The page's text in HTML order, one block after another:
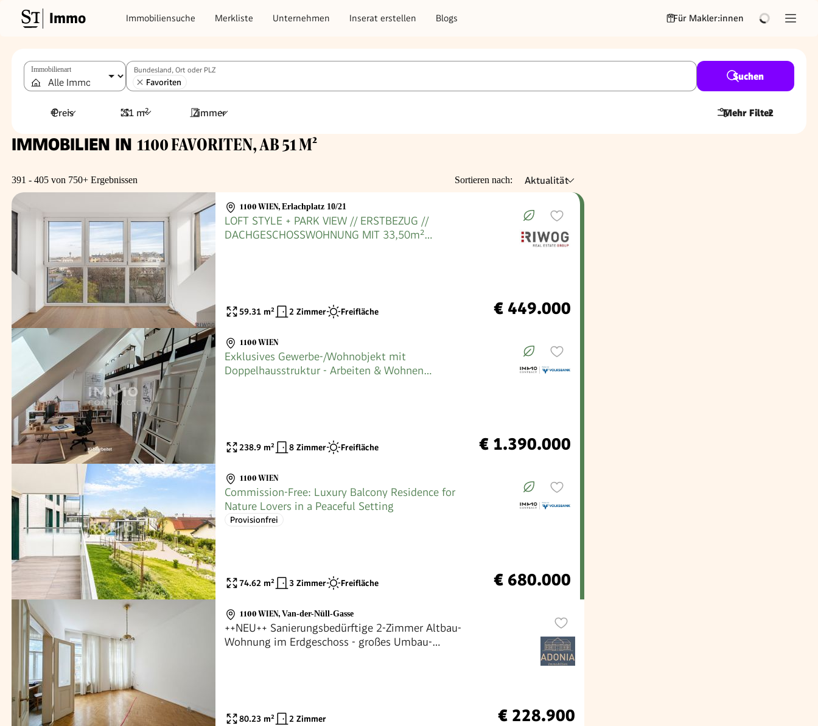
Immo Immobiliensuche Merkliste Unternehmen Inserat erstellen Blogs Für Makler:innen
Immobilienart Bundesland, Ort oder PLZ
Favoriten
Suchen
Preis 51 m² Zimmer Mehr Filter
2
IMMOBILIEN IN 1100 FAVORITEN, AB 51 M²
391 - 405 von 750+ Ergebnissen Sortieren nach: Aktualität
1100 WIEN, Erlachplatz 10/21
LOFT STYLE + PARK VIEW // ERSTBEZUG //
DACHGESCHOSSWOHNUNG MIT 33,50m²
59.31 m² 2 Zimmer Freifläche € 449.000
1100 WIEN
Exklusives Gewerbe-/Wohnobjekt mit
Doppelhausstruktur - Arbeiten & Wohnen
238.9 m² 8 Zimmer Freifläche € 1.390.000
1100 WIEN
Commission-Free: Luxury Balcony Residence for
Nature Lovers in a Peaceful Setting
Provisionfrei
74.62 m² 3 Zimmer Freifläche € 680.000
1100 WIEN, Van-der-Nüll-Gasse
++NEU++ Sanierungsbedürftige 2-Zimmer Altbau-
Wohnung im Erdgeschoss - großes Umbau-
80.23 m² 2 Zimmer € 228.900